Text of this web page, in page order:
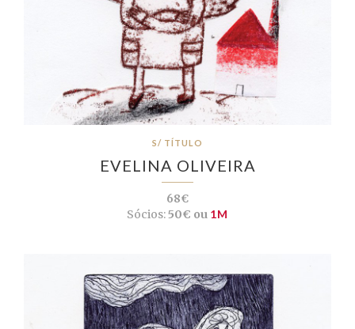
S/ TÍTULO
EVELINA OLIVEIRA
68€
Sócios:50€ ou 1M